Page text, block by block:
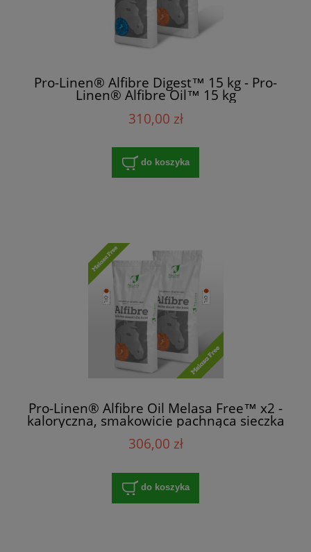
Pro-Linen® Alfibre Digest™ 15 kg - Pro-
Linen® Alfibre Oil™ 15 kg
310,00 zł
do koszyka
Pro-Linen® Alfibre Oil Melasa Free™ x2 -
kaloryczna, smakowicie pachnąca sieczka
dla koni
306,00 zł
do koszyka